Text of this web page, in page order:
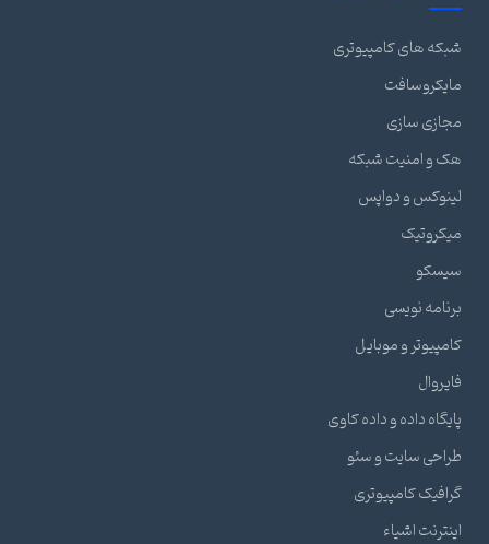
شبکه های کامپیوتری
مایکروسافت
مجازی سازی
هک و امنیت شبکه
لینوکس و دواپس
میکروتیک
سیسکو
برنامه نویسی
کامپیوتر و موبایل
فایروال
پایگاه داده و داده کاوی
طراحی سایت و سئو
گرافیک کامپیوتری
اینترنت اشیاء